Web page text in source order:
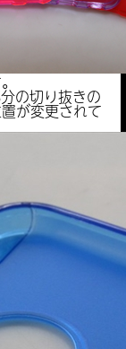
の切り抜きの
が変更されて